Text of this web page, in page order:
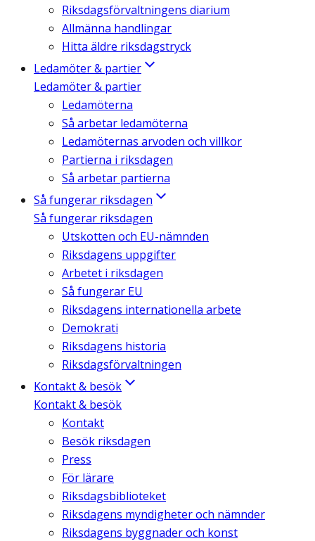
Riksdagsförvaltningens diarium
Allmänna handlingar
Hitta äldre riksdagstryck
Ledamöter & partier
Ledamöter & partier
Ledamöterna
Så arbetar ledamöterna
Ledamöternas arvoden och villkor
Partierna i riksdagen
Så arbetar partierna
Så fungerar riksdagen
Så fungerar riksdagen
Utskotten och EU-nämnden
Riksdagens uppgifter
Arbetet i riksdagen
Så fungerar EU
Riksdagens internationella arbete
Demokrati
Riksdagens historia
Riksdagsförvaltningen
Kontakt & besök
Kontakt & besök
Kontakt
Besök riksdagen
Press
För lärare
Riksdagsbiblioteket
Riksdagens myndigheter och nämnder
Riksdagens byggnader och konst